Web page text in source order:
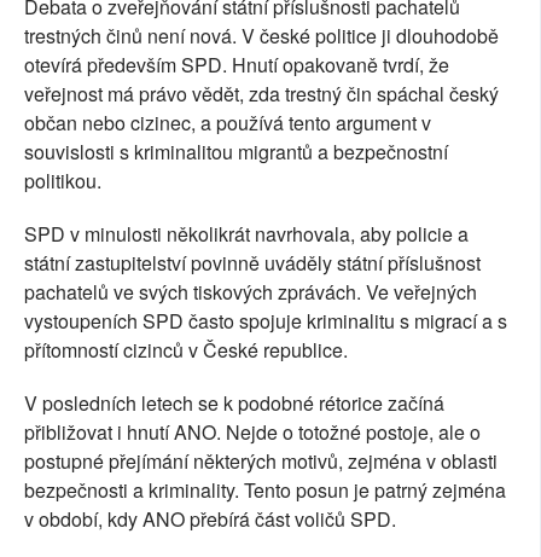
Debata o zveřejňování státní příslušnosti pachatelů
trestných činů není nová. V české politice ji dlouhodobě
otevírá především SPD. Hnutí opakovaně tvrdí, že
veřejnost má právo vědět, zda trestný čin spáchal český
občan nebo cizinec, a používá tento argument v
souvislosti s kriminalitou migrantů a bezpečnostní
politikou.
SPD v minulosti několikrát navrhovala, aby policie a
státní zastupitelství povinně uváděly státní příslušnost
pachatelů ve svých tiskových zprávách. Ve veřejných
vystoupeních SPD často spojuje kriminalitu s migrací a s
přítomností cizinců v České republice.
V posledních letech se k podobné rétorice začíná
přibližovat i hnutí ANO. Nejde o totožné postoje, ale o
postupné přejímání některých motivů, zejména v oblasti
bezpečnosti a kriminality. Tento posun je patrný zejména
v období, kdy ANO přebírá část voličů SPD.